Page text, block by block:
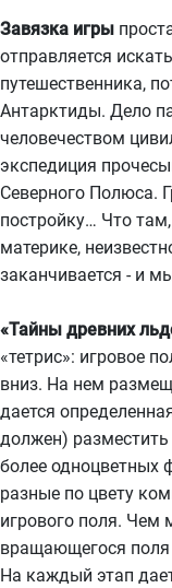
Завязка игры
отправляется
путешественника,
Антарктиды. Дело
человечеством
экспедиция
Северного Полюса.
постройку… Что
материке,
заканчивается - и
«Тайны древних
«тетрис»: игровое
вниз. На нем
дается
должен)
более одноцветных
разные по цвету
игрового поля. Чем
вращающегося
На каждый этап